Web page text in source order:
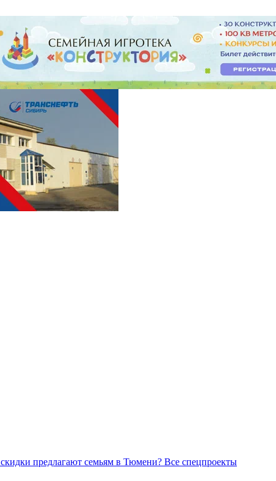
Все спецпроекты